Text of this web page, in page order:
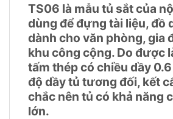
TS06 là mẫu tủ sắt của
dùng để đựng tài liệu, đồ
dành cho văn phòng, gia
khu công cộng. Do được
tấm thép có chiều dầy
độ dầy tủ tương đối, kết
chắc nên tủ có khả năng
lớn.